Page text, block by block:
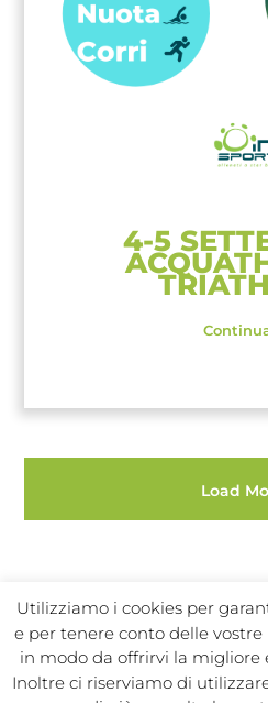
4-5
Load
In Sport s.r.l. Societa
Utilizziamo i cookies per
e per tenere conto delle
in modo da offrirvi la migliore
Inoltre ci riserviamo di